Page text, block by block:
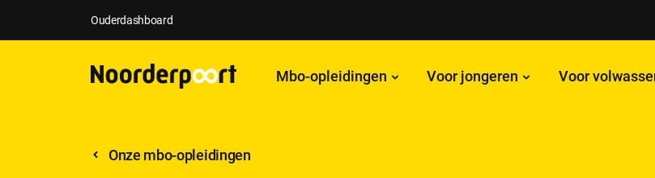
Ouderdashboard
Mbo-opleidingen Voor jongeren Voor
Onze mbo-opleidingen